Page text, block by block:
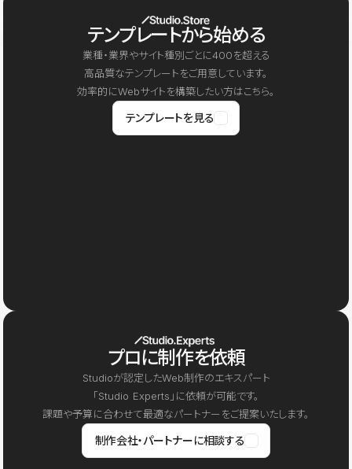
テンプレートから始める
業種・業界やサイト種別ごとに400を超える
高品質なテンプレートをご用意しています。
効率的にWebサイトを構築したい方はこちら。
テンプレートを見る
プロに制作を依頼
Studioが認定したWeb制作のエキスパート
「Studio Experts」に依頼が可能です。
課題や予算に合わせて最適なパートナーをご提案いたします。
制作会社・パートナーに相談する